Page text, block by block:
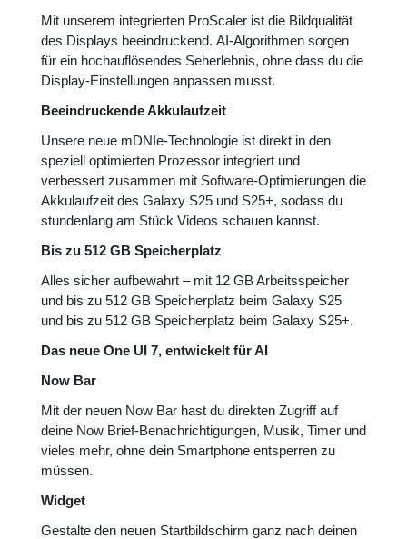
Mit unserem integrierten ProScaler ist die Bildqualität
des Displays beeindruckend. AI-Algorithmen sorgen
für ein hochauflösendes Seherlebnis, ohne dass du die
Display-Einstellungen anpassen musst.
Beeindruckende Akkulaufzeit
Unsere neue mDNIe-Technologie ist direkt in den
speziell optimierten Prozessor integriert und
verbessert zusammen mit Software-Optimierungen die
Akkulaufzeit des Galaxy S25 und S25+, sodass du
stundenlang am Stück Videos schauen kannst.
Bis zu 512 GB Speicherplatz
Alles sicher aufbewahrt – mit 12 GB Arbeitsspeicher
und bis zu 512 GB Speicherplatz beim Galaxy S25
und bis zu 512 GB Speicherplatz beim Galaxy S25+.
Das neue One UI 7, entwickelt für AI
Now Bar
Mit der neuen Now Bar hast du direkten Zugriff auf
deine Now Brief-Benachrichtigungen, Musik, Timer und
vieles mehr, ohne dein Smartphone entsperren zu
müssen.
Widget
Gestalte den neuen Startbildschirm ganz nach deinen